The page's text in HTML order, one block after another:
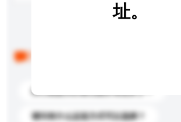
你们能提供的最优惠价格是多少？
请问有什么运送方式可以选择？
址。